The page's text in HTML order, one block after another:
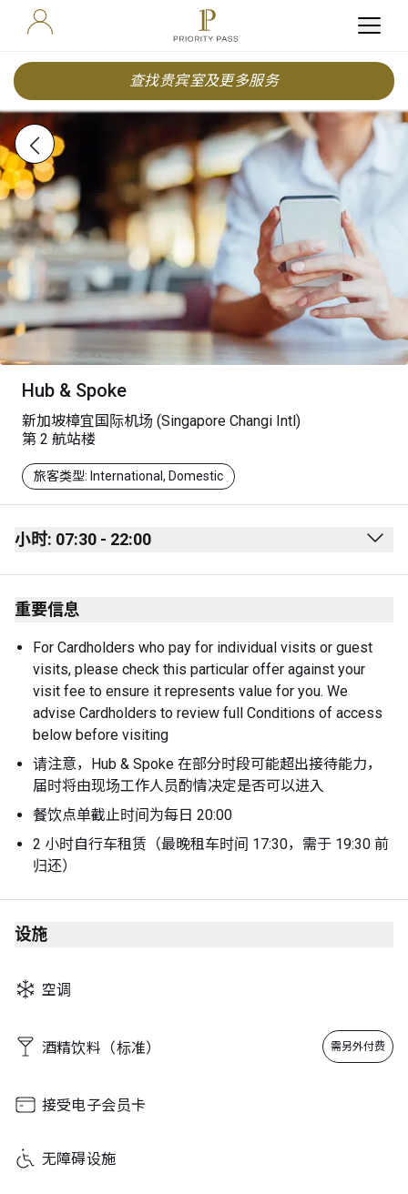
查找贵宾室及更多服务
Hub & Spoke
新加坡樟宜国际机场 (Singapore Changi Intl)
第 2 航站楼
旅客类型: International, Domestic
小时: 07:30 - 22:00
Monday 07:30 - 22:00
Tuesday
Wednesday 07:30 - 22:00
Thursday 07:30 - 22:00
Friday 07:30 - 22:00
Saturday
Sunday
重要信息
For Cardholders who pay for individual visits or guest
visits, please check this particular offer against your
visit fee to ensure it represents value for you. We
advise Cardholders to review full Conditions of access
below before visiting
请注意，Hub & Spoke 在部分时段可能超出接待能力，
届时将由现场工作人员酌情决定是否可以进入
餐饮点单截止时间为每日 20:00
2 小时自行车租赁（最晚租车时间 17:30，需于 19:30 前
归还）
设施
空调
酒精饮料（标准） 需另外付费
接受电子会员卡
无障碍设施